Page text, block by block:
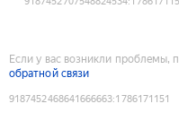
Если у вас возникли проблемы,
обратной связи
9187452468641666663:1786171151